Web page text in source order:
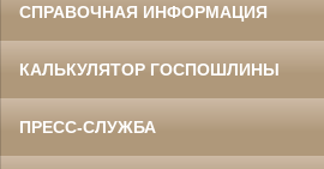
СПРАВОЧНАЯ ИНФОРМАЦИЯ
КАЛЬКУЛЯТОР ГОСПОШЛИНЫ
ПРЕСС-СЛУЖБА